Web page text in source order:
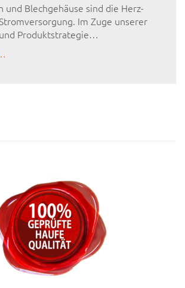
und Blechgehäuse sind die Herz­
Im Zuge unserer
Produktstrategie…